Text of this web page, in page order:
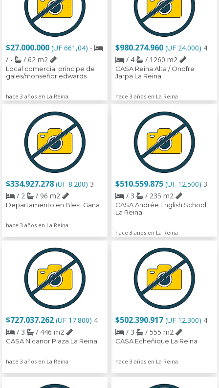
$27.000.000 (UF 661,04) -
/ -
/ 62 m2
Local comercial principe de
gales/monseñor edwards
hace 3 años en La Reina
$980.274.960 (UF 24.000) 4
/ 4
/ 1260 m2
CASA Reina Alta / Onofre
Jarpa La Reina
hace 3 años en La Reina
$334.927.278 (UF 8.200) 3
/ 2
/ 96 m2
Departamento en Blest Gana
hace 3 años en La Reina
$510.559.875 (UF 12.500) 3
/ 3
/ 235 m2
CASA Andrée English School
La Reina
hace 3 años en La Reina
$727.037.262 (UF 17.800) 4
/ 3
/ 446 m2
CASA Nicanor Plaza La Reina
hace 3 años en La Reina
$502.390.917 (UF 12.300) 4
/ 3
/ 555 m2
CASA Echeñique La Reina
hace 3 años en La Reina